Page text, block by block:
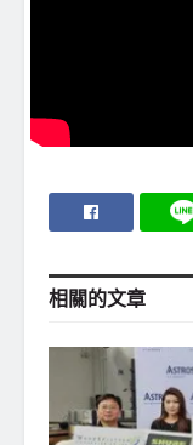
相關的文章